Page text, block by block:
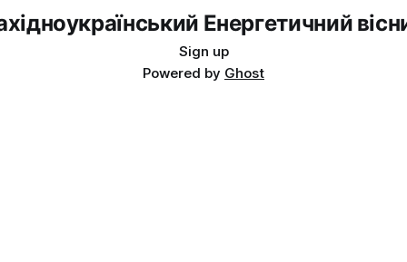
Енергетичний
Sign up
Powered by Ghost